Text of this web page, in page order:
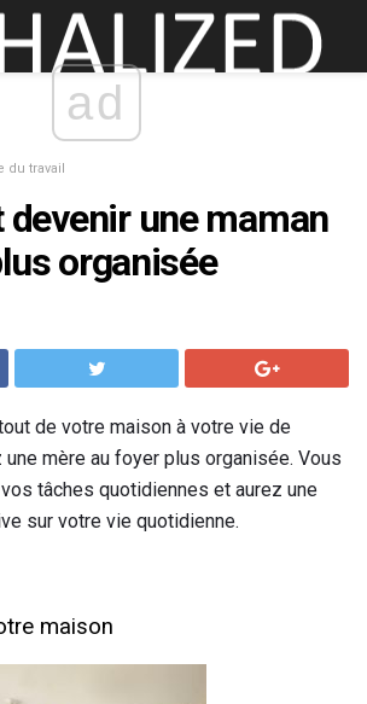
ad
du travail
une maman
organisée
de votre maison à votre vie de
mère au foyer plus organisée. Vous
tâches quotidiennes et aurez une
sur votre vie quotidienne.
maison